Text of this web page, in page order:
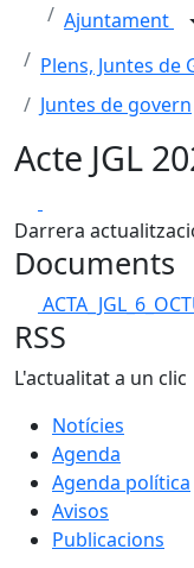
Ajuntament
Plens, Juntes de
Juntes de govern
Acte JGL
Darrera
Documents
RSS
L'actualitat a un clic
Notícies
Agenda
Agenda política
Avisos
Publicacions